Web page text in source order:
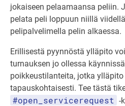
jokaiseen pelaamaansa peliin.
pelata peli loppuun niillä
pelipalvelimella pelin alkaessa.
Erillisestä pyynnöstä ylläpito
turnauksen jo ollessa
poikkeustilanteita, jotka
tapauskohtaisesti. Tee tästä
#open_servicerequest -